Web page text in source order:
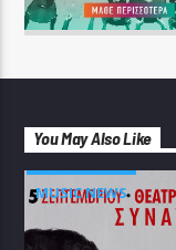
You May Also Like
MUSIC NEWS